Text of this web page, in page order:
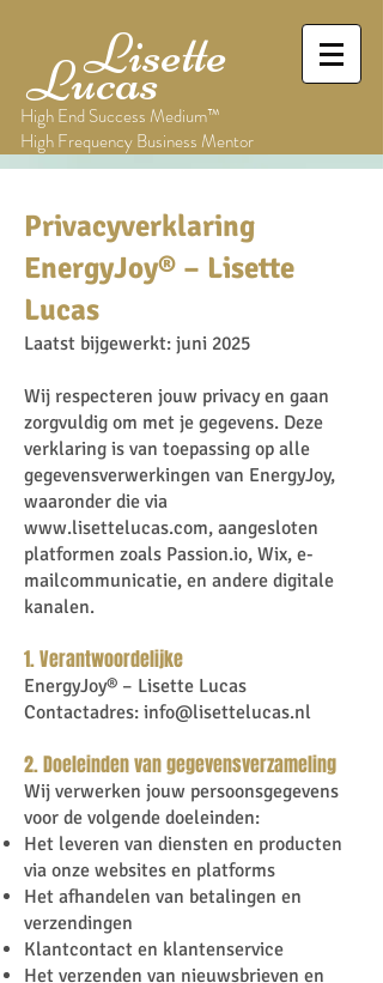
Lisette
Lucas
High End Success Medium™
High Frequency Business Mentor
Privacyverklaring
EnergyJoy® – Lisette
Lucas
Laatst bijgewerkt: juni 2025
Wij respecteren jouw privacy en gaan
zorgvuldig om met je gegevens. Deze
verklaring is van toepassing op alle
gegevensverwerkingen van EnergyJoy,
waaronder die via
www.lisettelucas.com, aangesloten
platformen zoals Passion.io, Wix, e-
mailcommunicatie, en andere digitale
kanalen.
1. Verantwoordelijke
EnergyJoy® – Lisette Lucas
Contactadres: info@lisettelucas.nl
2. Doeleinden van gegevensverzameling
Wij verwerken jouw persoonsgegevens
voor de volgende doeleinden:
Het leveren van diensten en producten
via onze websites en platforms
Het afhandelen van betalingen en
verzendingen
Klantcontact en klantenservice
Het verzenden van nieuwsbrieven en